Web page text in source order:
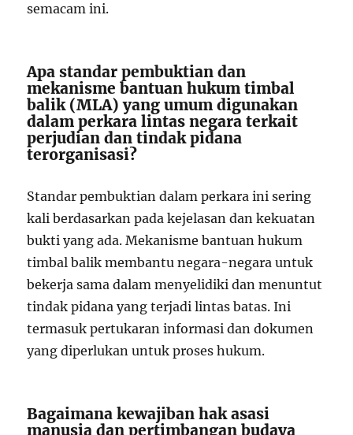
semacam ini.
Apa standar pembuktian dan
mekanisme bantuan hukum timbal
balik (MLA) yang umum digunakan
dalam perkara lintas negara terkait
perjudian dan tindak pidana
terorganisasi?
Standar pembuktian dalam perkara ini sering
kali berdasarkan pada kejelasan dan kekuatan
bukti yang ada. Mekanisme bantuan hukum
timbal balik membantu negara-negara untuk
bekerja sama dalam menyelidiki dan menuntut
tindak pidana yang terjadi lintas batas. Ini
termasuk pertukaran informasi dan dokumen
yang diperlukan untuk proses hukum.
Bagaimana kewajiban hak asasi
manusia dan pertimbangan budaya